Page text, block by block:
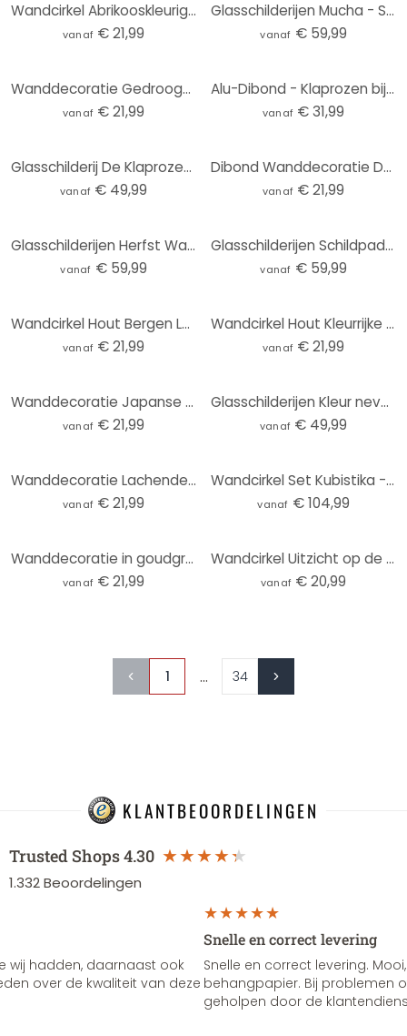
Wandcirkel Abrikooskleurige zon - Kubistika
vanaf € 21,99
Glasschilderijen Mucha - Sleutelbloem
vanaf € 59,99
Wanddecoratie Gedroogde bloemen in zachte tinten - Annie - Alu-Dibond Rond
vanaf € 21,99
Alu-Dibond - Klaprozen bij zonsondergang - rond
vanaf € 31,99
Glasschilderij De Klaprozen - rond
vanaf € 49,99
Dibond Wanddecoratie Duinen aan de Nederlandse kust - Zwart
vanaf € 21,99
Glasschilderijen Herfst Waterval - Rond
vanaf € 59,99
Glasschilderijen Schildpad onder Water Rond
vanaf € 59,99
Wandcirkel Hout Bergen Land Rivier - SpaceFrog Designs
vanaf € 21,99
Wandcirkel Hout Kleurrijke lenteweide - SpaceFrog Designs
vanaf € 21,99
Wanddecoratie Japanse tempel bij zonsopgang - Roze - Alu-Dibond Rond
vanaf € 21,99
Glasschilderijen Kleur nevel abstract - Fedrau - Rond
vanaf € 49,99
Wanddecoratie Lachende vrouw met oranje bloemen - Hülya - Aluminium dibond - Rond
vanaf € 21,99
Wandcirkel Set Kubistika - Warm Sunset (3-delig)
vanaf € 104,99
Wanddecoratie in goudgroen - Schmucker - Alu-Dibond rond
vanaf € 21,99
Wandcirkel Uitzicht op de Baltische Zee
vanaf € 20,99
1 ... 34
KLANTBEOORDELINGEN
Trusted Shops4.30
1.332Beoordelingen
wij hadden, daarnaast ook
over de kwaliteit van deze
Snelle en correct levering
Snelle en correct levering.
behangpapier. Bij problemen
geholpen door de